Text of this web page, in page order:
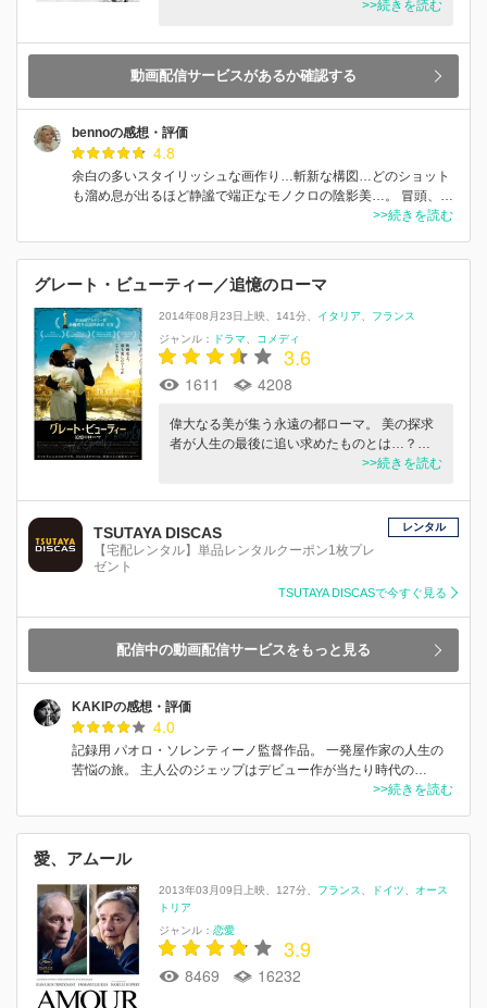
>>続きを読む
動画配信サービスがあるか確認する
bennoの感想・評価
4.8
余白の多いスタイリッシュな画作り…斬新な構図…どのショット
も溜め息が出るほど静謐で端正なモノクロの陰影美…。 冒頭、…
>>続きを読む
グレート・ビューティー／追憶のローマ
2014年08月23日上映 141分 イタリア
フランス
ジャンル：
ドラマ コメディ
3.6
1611 4208
偉大なる美が集う永遠の都ローマ。 美の探求
者が人生の最後に追い求めたものとは…？…
>>続きを読む
TSUTAYA DISCAS
【宅配レンタル】単品レンタルクーポン1枚プレ
ゼント
レンタル
TSUTAYA DISCASで今すぐ見る
配信中の動画配信サービスをもっと見る
KAKIPの感想・評価
4.0
記録用 パオロ・ソレンティーノ監督作品。 一発屋作家の人生の
苦悩の旅。 主人公のジェップはデビュー作が当たり時代の…
>>続きを読む
愛、アムール
2013年03月09日上映 127分 フランス ドイツ
オース
トリア
ジャンル： 恋愛
3.9
8469 16232